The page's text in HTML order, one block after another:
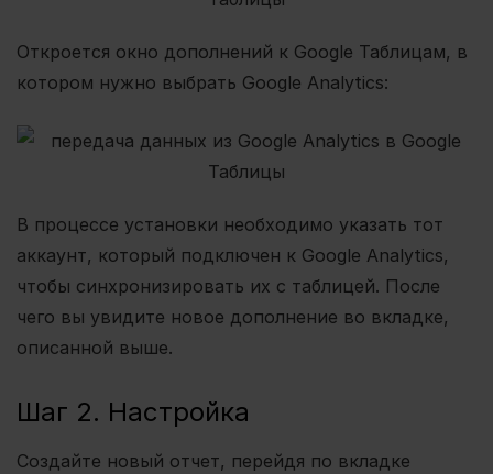
Откроется окно дополнений к Google Таблицам, в
котором нужно выбрать Google Analytics:
В процессе установки необходимо указать тот
аккаунт, который подключен к Google Analytics,
чтобы синхронизировать их с таблицей. После
чего вы увидите новое дополнение во вкладке,
описанной выше.
Шаг 2. Настройка
Создайте новый отчет, перейдя по вкладке